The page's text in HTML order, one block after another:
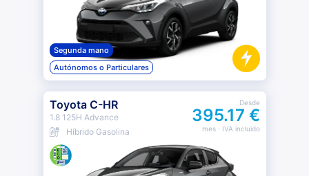
Segunda mano
Autónomos o Particulares
Toyota C-HR
1.8 125H Advance
Híbrido Gasolina
Desde
395.17 €
mes· IVA incluido